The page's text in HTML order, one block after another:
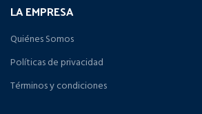
LA EMPRESA
Quiénes Somos
Políticas de privacidad
Términos y condiciones